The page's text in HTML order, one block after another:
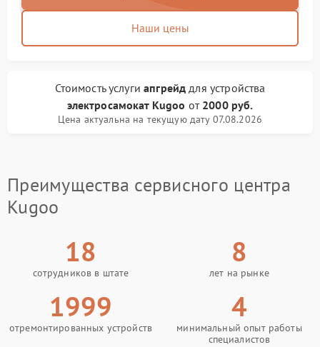
Наши цены
Стоимость услугиапгрейд для устройства
электросамокат Kugoo от 2000 руб.
Цена актуальна на текущую дату 07.08.2026
Преимущества сервисного центра
Kugoo
18
сотрудников в штате
8
лет на рынке
1999
отремонтированных устройств
4
минимальный опыт работы
специалистов